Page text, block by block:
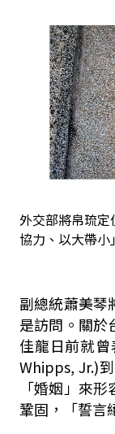
外交部將帛琉
協力、以大帶
副總統蕭美琴
是訪問。關於
佳龍日前就
Whipps, Jr.)
「婚姻」來
鞏固，「誓言